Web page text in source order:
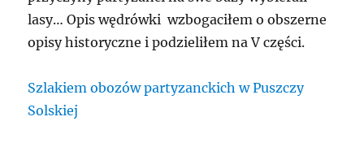
lasy… Opis wędrówki wzbogaciłem o obszerne
opisy historyczne i podzieliłem na V części.
Szlakiem obozów partyzanckich w Puszczy
Solskiej